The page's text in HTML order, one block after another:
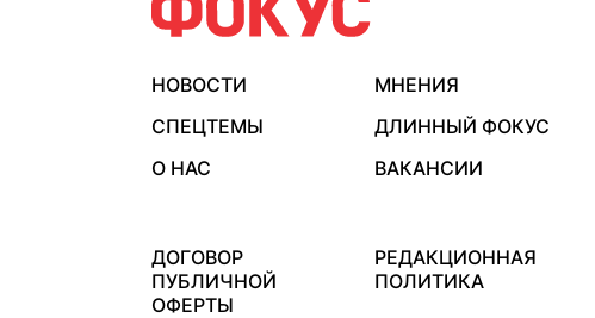
НОВОСТИ МНЕНИЯ
СПЕЦТЕМЫ
ДЛИННЫЙ ФОКУС
О НАС
ВАКАНСИИ
ДОГОВОР
ПУБЛИЧНОЙ
ОФЕРТЫ
РЕДАКЦИОННАЯ
ПОЛИТИКА